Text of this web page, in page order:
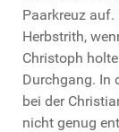
Paarkreuz auf.
Herbstrith,
Christoph
Durchgang. In
bei der
nicht genug